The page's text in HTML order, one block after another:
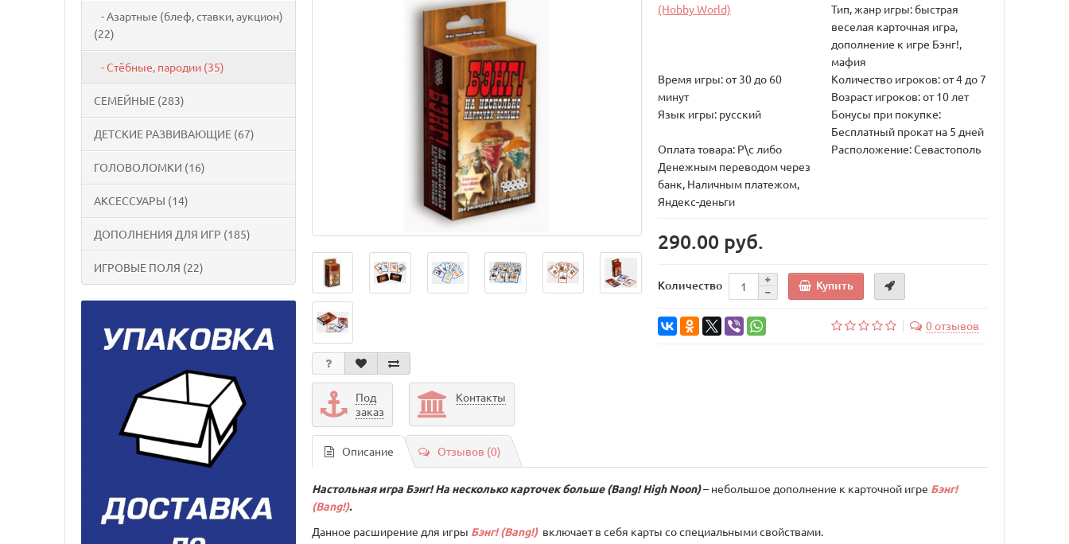
- Азартные (блеф, ставки, аукцион)
(22)
- Стёбные, пародии (35)
СЕМЕЙНЫЕ (283)
ДЕТСКИЕ РАЗВИВАЮЩИЕ (67)
ГОЛОВОЛОМКИ (16)
АКСЕССУАРЫ (14)
ДОПОЛНЕНИЯ ДЛЯ ИГР (185)
ИГРОВЫЕ ПОЛЯ (22)
(Hobby World)
Тип, жанр игры: быстрая
веселая карточная игра,
дополнение к игре Бэнг!,
мафия
Время игры: от 30 до 60
минут
Количество игроков: от 4 до 7
Возраст игроков: от 10 лет
Язык игры: русский
Бонусы при покупке:
Бесплатный прокат на 5 дней
Оплата товара: Р\с либо
Денежным переводом через
банк, Наличным платежом,
Яндекс-деньги
Расположение: Севастополь
290.00 руб.
Количество Купить
0 отзывов
Под
заказ
Контакты
Описание Отзывов (0)
Настольная игра Бэнг! На несколько карточек больше (Bang! High Noon)– небольшое дополнение к карточной игре Бэнг!
(Bang!).
Данное расширение для игры Бэнг! (Bang!)включает в себя карты со специальными свойствами.